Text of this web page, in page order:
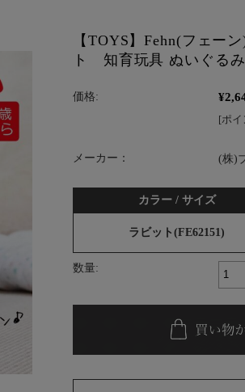
【TOYS】Fehn(フェー
ト 知育玩具 ぬいぐるみ
価格:
[ポ
メーカー： (株)
カラー / サイズ
ラビット(FE62151)
数量: